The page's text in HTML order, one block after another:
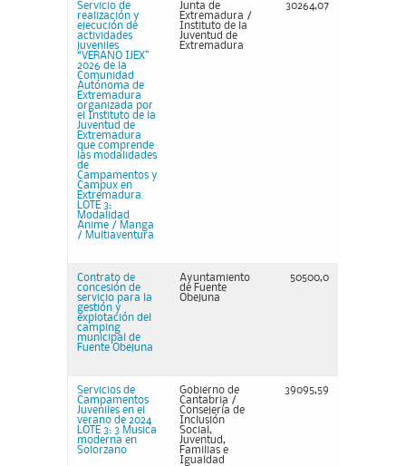
Servicio de
realización y
ejecución de
actividades
juveniles
“VERANO IJEX”
2026 de la
Comunidad
Autónoma de
Extremadura
organizada por
el Instituto de la
Juventud de
Extremadura
que comprende
las modalidades
de
Campamentos y
Campux en
Extremadura.
LOTE 3:
Modalidad
Anime / Manga
/ Multiaventura
Junta de
Extremadura /
Instituto de la
Juventud de
Extremadura
30264,07
Contrato de
concesión de
servicio para la
gestión y
explotación del
camping
municipal de
Fuente Obejuna
Ayuntamiento
de Fuente
Obejuna
50500,0
Servicios de
Campamentos
Juveniles en el
verano de 2024
LOTE 3: 3 Musica
moderna en
Solorzano
Gobierno de
Cantabria /
Consejería de
Inclusión
Social,
Juventud,
Familias e
Igualdad
39095,59